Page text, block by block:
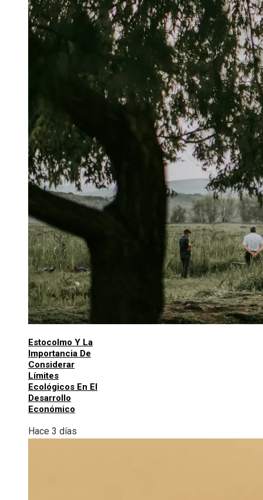
Estocolmo Y La
Importancia De
Considerar
Límites
Ecológicos En El
Desarrollo
Económico
Hace 3 días